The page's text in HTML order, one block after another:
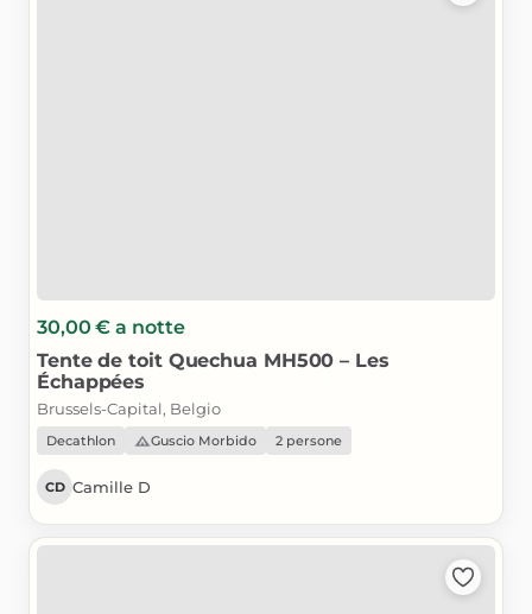
30,00 € a notte
Tente de toit Quechua MH500 – Les
Échappées
Brussels-Capital, Belgio
Decathlon Guscio Morbido 2 persone
CD Camille D